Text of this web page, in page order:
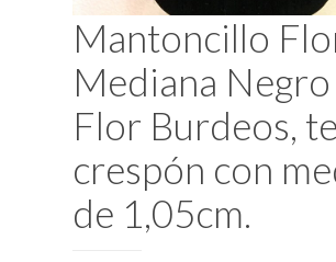
Mantoncillo
Mediana
Flor Burdeos,
crespón con
de 1,05cm.